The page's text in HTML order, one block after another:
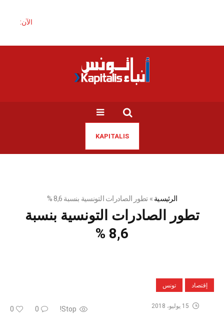
الآن:
KAPITALIS
الرئيسية»تطور الصادرات التونسية بنسبة 8,6 %
تطور الصادرات التونسية بنسبة
8,6 %
إقتصاد تونس
Stop!
0
0 15 يوليو، 2018